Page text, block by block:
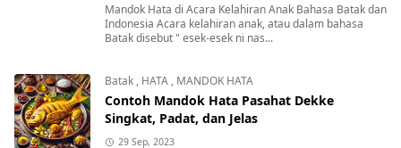
Mandok Hata di Acara Kelahiran Anak Bahasa Batak dan
Indonesia Acara kelahiran anak, atau dalam bahasa
Batak disebut " esek-esek ni nas...
Batak , HATA , MANDOK HATA
Contoh Mandok Hata Pasahat Dekke
Singkat, Padat, dan Jelas
29 Sep, 2023